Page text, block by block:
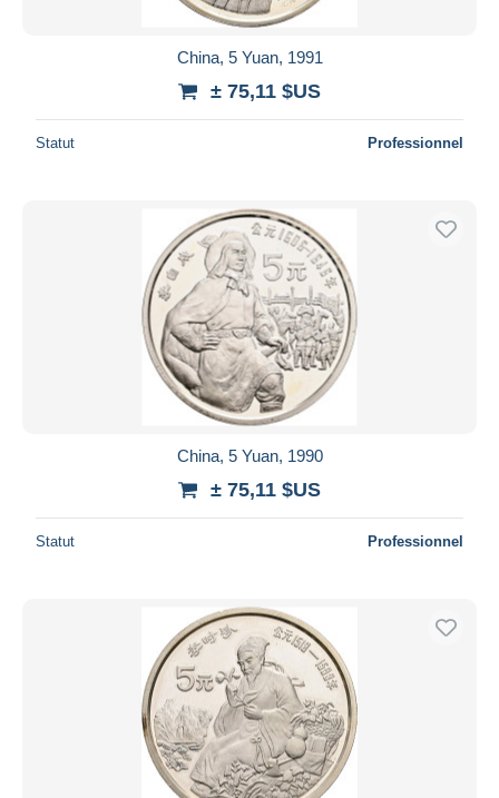
China, 5 Yuan, 1991
± 75,11 $US
Statut Professionnel
China, 5 Yuan, 1990
± 75,11 $US
Statut Professionnel